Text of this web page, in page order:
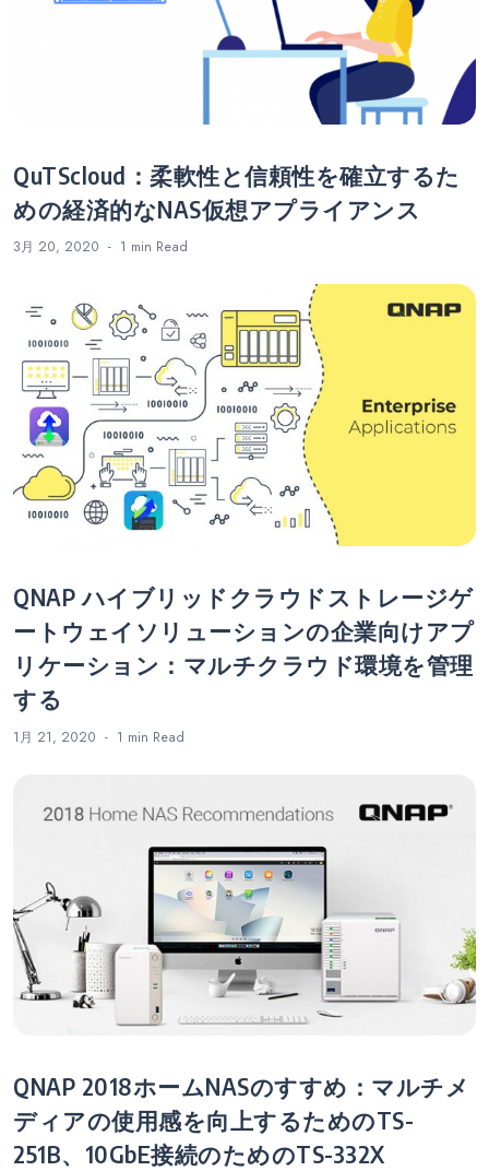
QuTScloud：柔軟性と信頼性を確立するた
めの経済的なNAS仮想アプライアンス
3月 20, 2020 1 min Read
QNAP ハイブリッドクラウドストレージゲ
ートウェイソリューションの企業向けアプ
リケーション：マルチクラウド環境を管理
する
1月 21, 2020 1 min Read
QNAP 2018ホームNASのすすめ：マルチメ
ディアの使用感を向上するためのTS-
251B、10GbE接続のためのTS-332X